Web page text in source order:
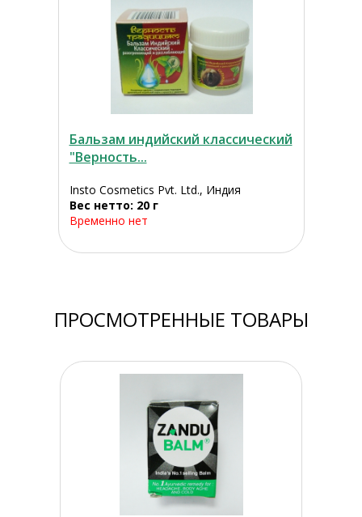
Бальзам индийский классический
"Верность...
Insto Cosmetics Pvt. Ltd., Индия
Вес нетто: 20 г
Временно нет
ПРОСМОТРЕННЫЕ ТОВАРЫ